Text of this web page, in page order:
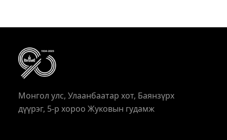
Монгол улс, Улаанбаатар хот, Баянзүрх
дүүрэг, 5-р хороо Жуковын гудамж